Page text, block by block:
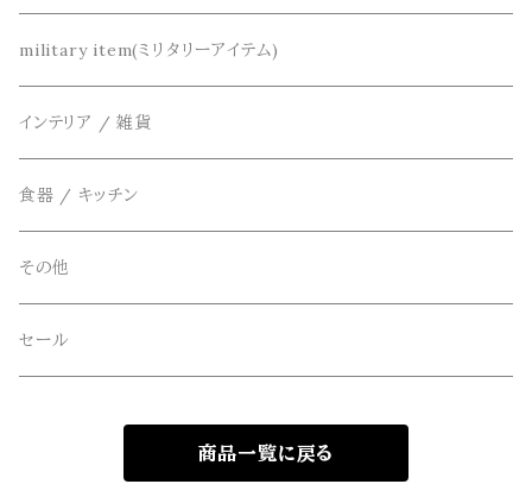
DETAIL(ディティール)
THE FLAVOR DESIGN(ザ フレーバーデザイン)
FOB FACTORY(エフオービーファクトリー)
Four Seasons Garage(FSG)
freewaters(フリーウォータース)
GLOMA NAUTICA(グローマノーティカ)
カーディガン
鞄
リメイク
アクセサリー
military item(ミリタリーアイテム)
インテリア / 雑貨
食器 / キッチン
その他
セール
商品一覧に戻る